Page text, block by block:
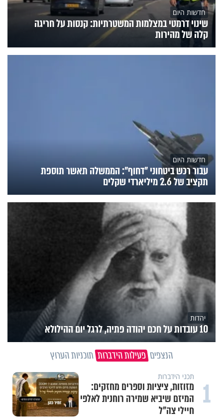
חדשות היום
שינוי דרמטי במצלמות המשטרתיות: קנסות על חריגה
קלה של מהירות
חדשות היום
עבור רכש ביטחוני "דחוף": הממשלה תאשר תוספת
תקציב של 2.6 מיליארדי שקלים
יהדות
10 עובדות על חכם יהודה פתיה, לרגל יום ההילולא
הנצפים פעילות הידברות תוכניות הערוץ
1 תכני הידברות
מזוזות, ציציות וספרים מחזקים:
המיזם שיביא שמירה רוחנית לאלפי
חיילי צה"ל